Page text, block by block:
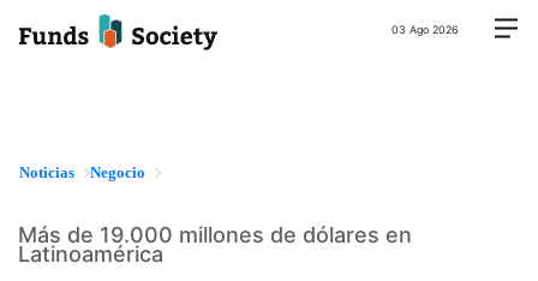
03 Ago 2026
Noticias Negocio
Más de 19.000 millones de dólares en
Latinoamérica